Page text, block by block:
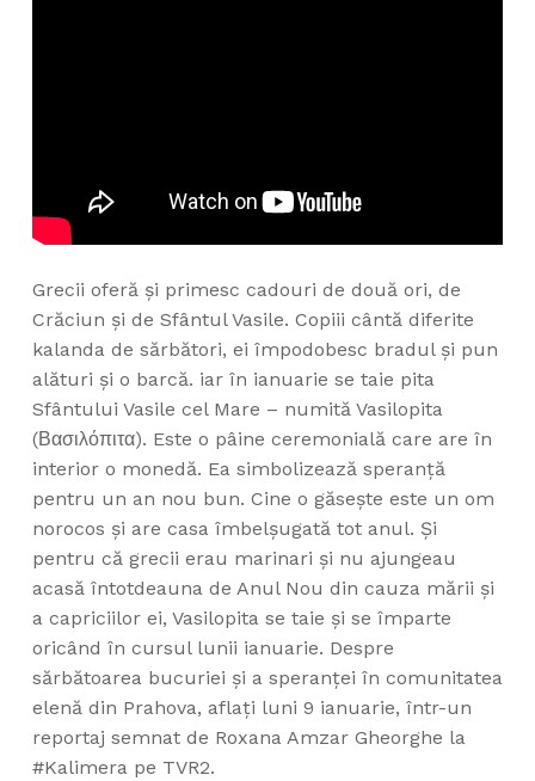
Grecii oferă și primesc cadouri de două ori, de
Crăciun și de Sfântul Vasile. Copiii cântă diferite
kalanda de sărbători, ei împodobesc bradul și pun
alături și o barcă. iar în ianuarie se taie pita
Sfântului Vasile cel Mare – numită Vasilopita
(Βασιλόπιτα). Este o pâine ceremonială care are în
interior o monedă. Ea simbolizează speranță
pentru un an nou bun. Cine o găsește este un om
norocos și are casa îmbelșugată tot anul. Și
pentru că grecii erau marinari și nu ajungeau
acasă întotdeauna de Anul Nou din cauza mării și
a capriciilor ei, Vasilopita se taie și se împarte
oricând în cursul lunii ianuarie. Despre
sărbătoarea bucuriei și a speranței în comunitatea
elenă din Prahova, aflați luni 9 ianuarie, într-un
reportaj semnat de Roxana Amzar Gheorghe la
#Kalimera pe TVR2.